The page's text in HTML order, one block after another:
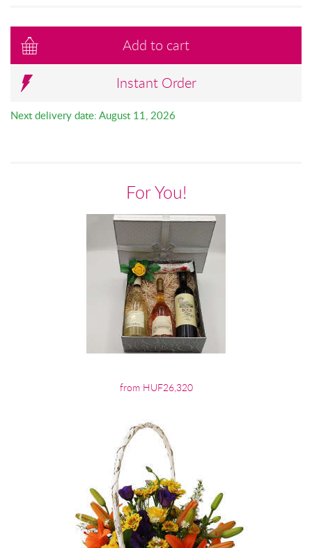
Add to cart
Instant Order
Next delivery date: August 11, 2026
For You!
from HUF26,320